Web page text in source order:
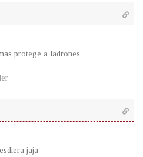
protege a ladrones
jaja